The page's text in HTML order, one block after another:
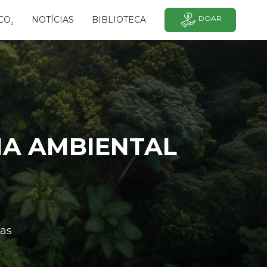
² NOTÍCIAS BIBLIOTECA DOAR
AMBIENTAL